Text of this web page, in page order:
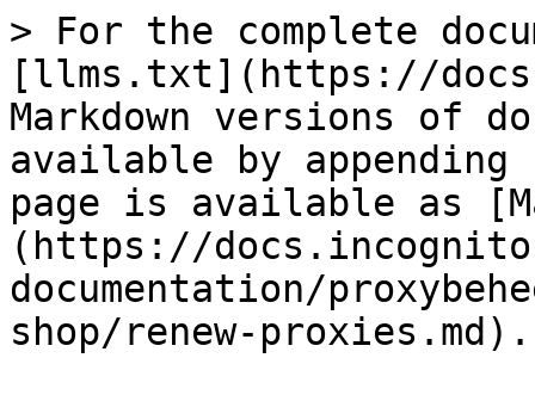
> For the complete
[llms.txt](https://
Markdown versions of
available by
page is available as
(https://
documentation/
shop/renew-proxies.md).